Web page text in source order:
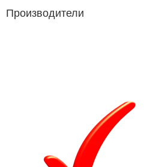
Производители